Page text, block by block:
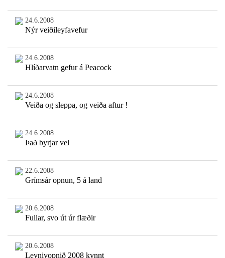
24.6.2008
Nýr veiðileyfavefur
24.6.2008
Hlíðarvatn gefur á Peacock
24.6.2008
Veiða og sleppa, og veiða aftur !
24.6.2008
Það byrjar vel
22.6.2008
Grímsár opnun, 5 á land
20.6.2008
Fullar, svo út úr flæðir
20.6.2008
Leynivopnið 2008 kynnt